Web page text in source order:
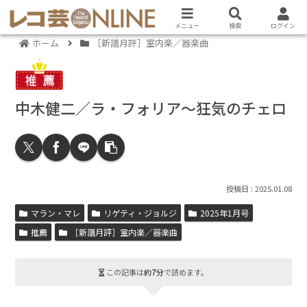
ホーム ［新譜月評］室内楽／器楽曲
中木健二／ラ・フォリア～狂気のチェロ
2025.01.08
マラン・マレ リゲティ・ジョルジ
2025年1月号
推薦
［新譜月評］室内楽／器楽曲
この記事は約7分で読めます。
メニュー 検索 ログイン